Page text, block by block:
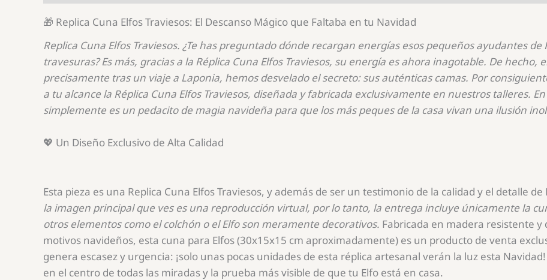
🎁 Replica Cuna Elfos Traviesos: El Descanso Mágico que Faltaba en tu Navidad
Replica Cuna Elfos Traviesos. ¿Te has preguntado dónde recargan energías esos pequeños ayudantes
travesuras? Es más, gracias a la Réplica Cuna Elfos Traviesos, su energía es ahora inagotable. De hecho,
precisamente tras un viaje a Laponia, hemos desvelado el secreto: sus auténticas camas. Por
a tu alcance la Réplica Cuna Elfos Traviesos, diseñada y fabricada exclusivamente en nuestros talleres.
simplemente es un pedacito de magia navideña para que los más peques de la casa vivan una ilusión
💖 Un Diseño Exclusivo de Alta Calidad
Esta pieza es una Replica Cuna Elfos Traviesos, y además de ser un testimonio de la calidad y el detalle
la imagen principal que ves es una reproducción virtual, por lo tanto, la entrega incluye únicamente la
otros elementos como el colchón o el Elfo son meramente decorativos. Fabricada en madera resistente
motivos navideños, esta cuna para Elfos (30x15x15 cm aproximadamente) es un producto de venta
genera escasez y urgencia: ¡solo unas pocas unidades de esta réplica artesanal verán la luz esta
en el centro de todas las miradas y la prueba más visible de que tu Elfo está en casa.